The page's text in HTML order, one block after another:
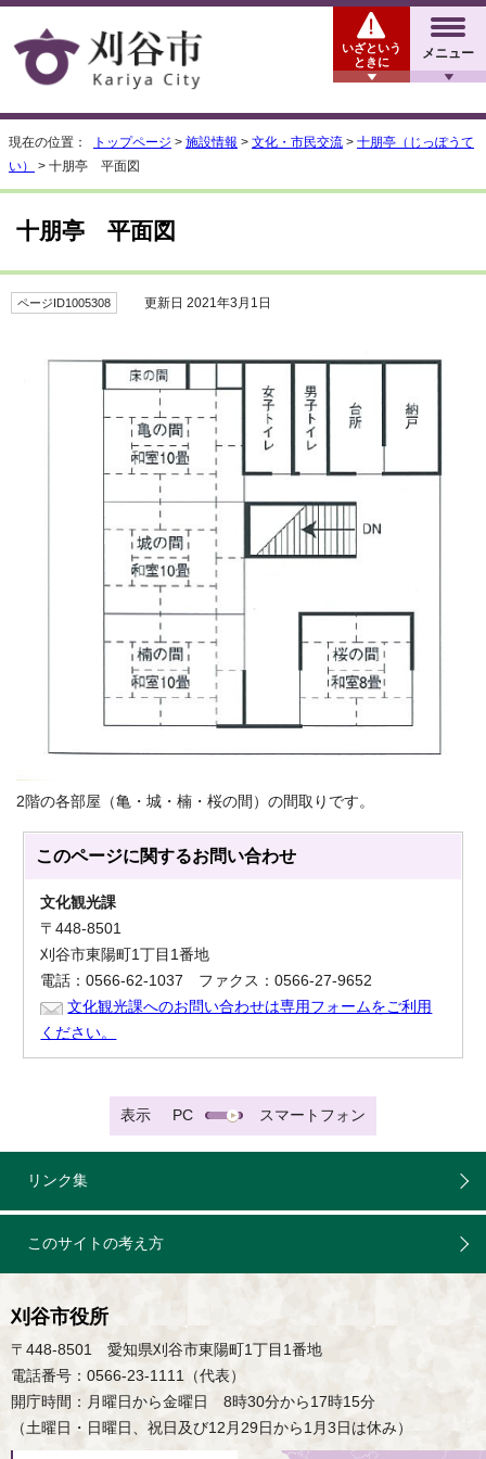
メニュー
いざという
ときに
現在の位置： トップページ > 施設情報 > 文化・市民交流 > 十朋亭（じっぽうて
い）
> 十朋亭 平面図
十朋亭 平面図
ページID1005308 更新日 2021年3月1日
2階の各部屋（亀・城・楠・桜の間）の間取りです。
このページに関するお問い合わせ
文化観光課
〒448-8501
刈谷市東陽町1丁目1番地
電話：0566-62-1037 ファクス：0566-27-9652
文化観光課へのお問い合わせは専用フォームをご利用
ください。
表示 PC スマートフォン
リンク集
このサイトの考え方
刈谷市役所
〒448-8501 愛知県刈谷市東陽町1丁目1番地
電話番号：0566-23-1111（代表）
開庁時間：月曜日から金曜日 8時30分から17時15分
（土曜日・日曜日、祝日及び12月29日から1月3日は休み）